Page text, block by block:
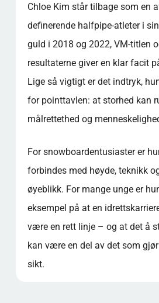
Chloe Kim står tilbage som en
definerende halfpipe-atleter i
guld i 2018 og 2022, VM-titlen
resultaterne giver en klar facit
Lige så vigtigt er det indtryk,
for pointtavlen: at storhed kan
målrettethed og
For snowboardentusiaster er
forbindes med høyde, teknikk
øyeblikk. For mange unge er
eksempel på at en
være en rett linje – og at det å
kan være en del av det som
sikt.